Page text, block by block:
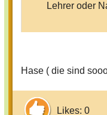
Lehrer oder
Hase ( die sind
Likes: 0